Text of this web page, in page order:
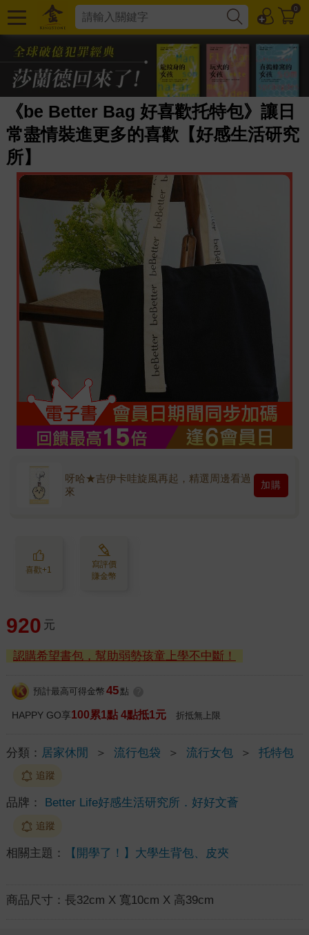
0
《be Better Bag 好喜歡托特包》讓日
常盡情裝進更多的喜歡【好感生活研究
所】
呀哈★吉伊卡哇旋風再起，精選周邊看過
來
加購
喜歡+1
寫評價
賺金幣
920 元
認購希望書包，幫助弱勢孩童上學不中斷！
預計最高可得金幣 45 點
HAPPY GO享100累1點 4點抵1元 折抵無上限
分類： 居家休閒 ＞ 流行包袋 ＞ 流行女包 ＞ 托特包
追蹤
品牌： Better Life好感生活研究所．好好文薈
追蹤
相關主題： 【開學了！】大學生背包、皮夾
商品尺寸： 長32cm X 寬10cm X 高39cm